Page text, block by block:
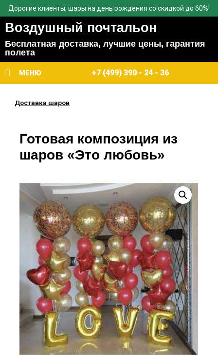
Дорогие клиенты, шары на день рождения со скидкой до 60%!
Воздушный почтальон
Бесплатная доставка, лучшие цены, гарантия
полета
МЕНЮ +7 (499) 390 - 24 - 36
Доставка шаров
Готовая композиция из
шаров «Это любовь»